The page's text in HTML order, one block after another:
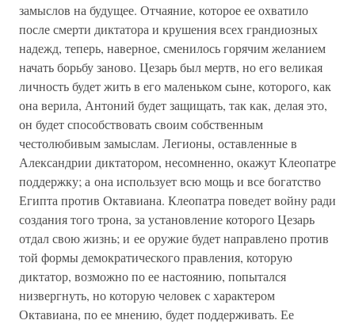
замыслов на будущее. Отчаяние, которое ее охватило
после смерти диктатора и крушения всех грандиозных
надежд, теперь, наверное, сменилось горячим желанием
начать борьбу заново. Цезарь был мертв, но его великая
личность будет жить в его маленьком сыне, которого, как
она верила, Антоний будет защищать, так как, делая это,
он будет способствовать своим собственным
честолюбивым замыслам. Легионы, оставленные в
Александрии диктатором, несомненно, окажут Клеопатре
поддержку; а она использует всю мощь и все богатство
Египта против Октавиана. Клеопатра поведет войну ради
создания того трона, за установление которого Цезарь
отдал свою жизнь; и ее оружие будет направлено против
той формы демократического правления, которую
диктатор, возможно по ее настоянию, попытался
низвергнуть, но которую человек с характером
Октавиана, по ее мнению, будет поддерживать. Ее